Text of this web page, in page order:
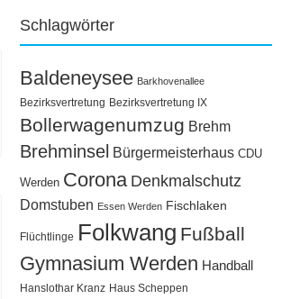
Schlagwörter
Baldeneysee Barkhovenallee
Bezirksvertretung Bezirksvertretung IX
Bollerwagenumzug Brehm
Brehminsel Bürgermeisterhaus CDU
Werden Corona Denkmalschutz
Domstuben Essen Werden Fischlaken
Flüchtlinge Folkwang Fußball
Gymnasium Werden Handball
Hanslothar Kranz Haus Scheppen